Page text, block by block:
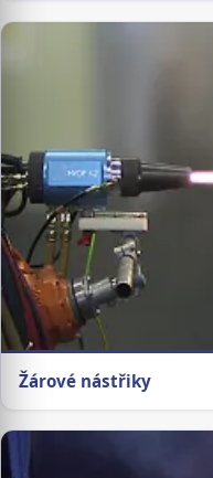
Žárové nástřiky